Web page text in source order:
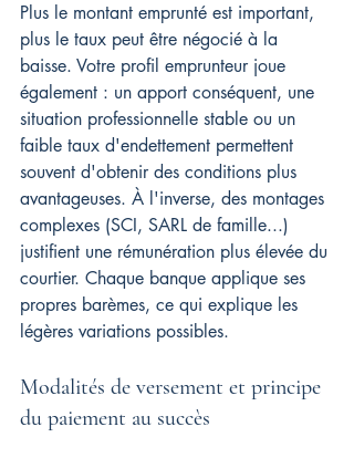
Plus le montant emprunté est important,
plus le taux peut être négocié à la
baisse. Votre profil emprunteur joue
également : un apport conséquent, une
situation professionnelle stable ou un
faible taux d'endettement permettent
souvent d'obtenir des conditions plus
avantageuses. À l'inverse, des montages
complexes (SCI, SARL de famille...)
justifient une rémunération plus élevée du
courtier. Chaque banque applique ses
propres barèmes, ce qui explique les
légères variations possibles.
Modalités de versement et principe
du paiement au succès